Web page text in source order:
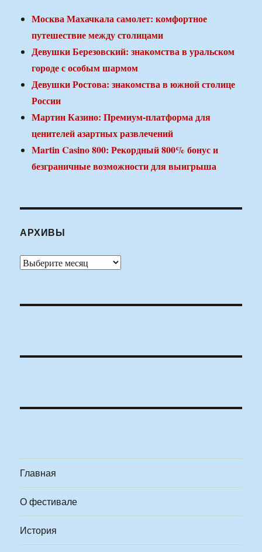
Москва Махачкала самолет: комфортное
путешествие между столицами
Девушки Березовский: знакомства в уральском
городе с особым шармом
Девушки Ростова: знакомства в южной столице
России
Мартин Казино: Премиум-платформа для
ценителей азартных развлечений
Martin Casino 800: Рекордный 800% бонус и
безграничные возможности для выигрыша
АРХИВЫ
Архивы
Главная
О фестивале
История